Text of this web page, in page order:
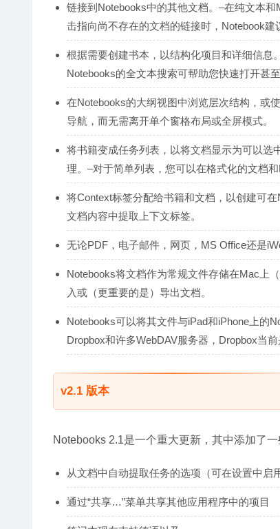
链接到Notebooks中的其他文档。–在纯文本
击指向尚不存在的文档的链接时，Notebook建
根据需要创建书本，以结构化项目和详细信息
Notebooks的全文本搜索可帮助您快速打开甚
在Notebooks的大纲视图中浏览层次结构，或
导航，而无需离开单个窗格布局或全屏模式。
将书籍变成任务列表，以将文档显示为可以选
理。–对于简单列表，您可以在格式化的文档和
将Context标签分配给书籍和文档，以创建可
文档内容中提取上下文标签。
无论PDF，电子邮件，网页，MS Office还是
Notebooks将文档作为常规文件存储在Mac上
入或（更重要的是）导出文档。
Notebooks可以将其文件与iPad和iPhone上的
Dropbox和许多WebDAV服务器，Dropbox当前
v2.1 版本
Notebooks 2.1是一个重大更新，其中添加了
从文档中自动提取任务的选项（可在设置中启用
通过“共享…”菜单共享其他应用程序中的项目